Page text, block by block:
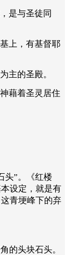
是与圣徒同
上，有基督耶
主的圣殿。
藉着圣灵居住
头”。《红楼
设定，就是有
青埂峰下的弃
的头块石头。